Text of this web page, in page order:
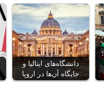
دانشگاه‌های ایتالیا و
جایگاه آن‌ها در اروپا